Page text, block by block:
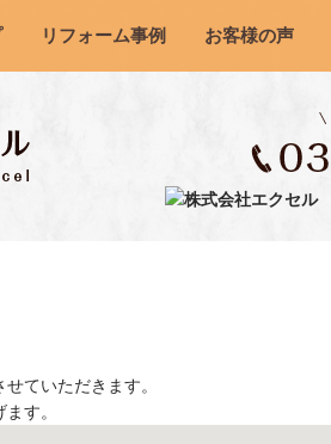
リフォーム事例 お客様の声
ていただきます。
す。